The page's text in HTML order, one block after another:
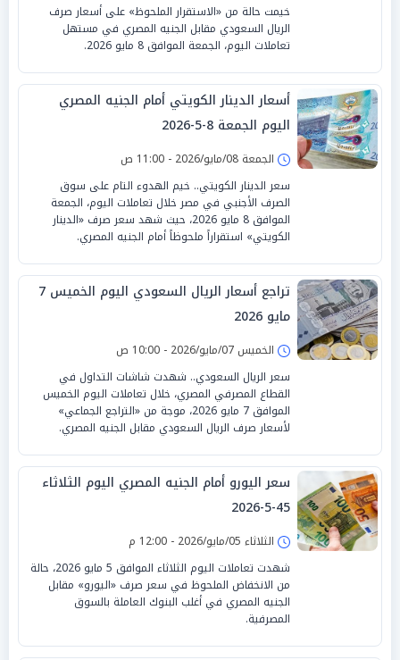
خيمت حالة من «الاستقرار الملحوظ» على أسعار صرف
الريال السعودي مقابل الجنيه المصري في مستهل
تعاملات اليوم، الجمعة الموافق 8 مايو 2026.
أسعار الدينار الكويتي أمام الجنيه المصري
اليوم الجمعة 8-5-2026
الجمعة 08/مايو/2026 - 11:00 ص
سعر الدينار الكويتي.. خيم الهدوء التام على سوق
الصرف الأجنبي في مصر خلال تعاملات اليوم، الجمعة
الموافق 8 مايو 2026، حيث شهد سعر صرف «الدينار
الكويتي» استقراراً ملحوظاً أمام الجنيه المصري.
تراجع أسعار الريال السعودي اليوم الخميس 7
مايو 2026
الخميس 07/مايو/2026 - 10:00 ص
سعر الريال السعودي.. شهدت شاشات التداول في
القطاع المصرفي المصري، خلال تعاملات اليوم الخميس
الموافق 7 مايو 2026، موجة من «التراجع الجماعي»
لأسعار صرف الريال السعودي مقابل الجنيه المصري.
سعر اليورو أمام الجنيه المصري اليوم الثلاثاء
45-5-2026
الثلاثاء 05/مايو/2026 - 12:00 م
شهدت تعاملات اليوم الثلاثاء الموافق 5 مايو 2026، حالة
من الانخفاض الملحوظ في سعر صرف «اليورو» مقابل
الجنيه المصري في أغلب البنوك العاملة بالسوق
المصرفية.